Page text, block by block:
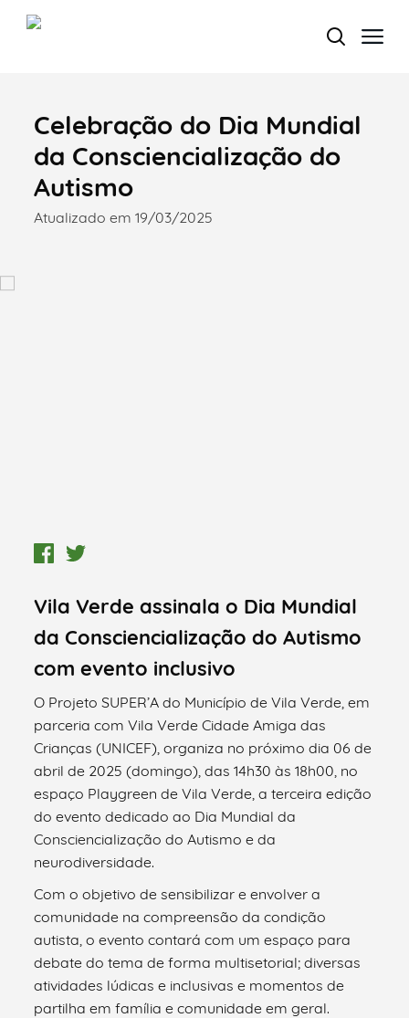
Termo de Pesquisa
Celebração do Dia Mundial
da Consciencialização do
Autismo
Atualizado em 19/03/2025
Vila Verde assinala o Dia Mundial
da Consciencialização do Autismo
com evento inclusivo
O Projeto SUPER’A do Município de Vila Verde, em
parceria com Vila Verde Cidade Amiga das
Crianças (UNICEF), organiza no próximo dia 06 de
abril de 2025 (domingo), das 14h30 às 18h00, no
espaço Playgreen de Vila Verde, a terceira edição
do evento dedicado ao Dia Mundial da
Consciencialização do Autismo e da
neurodiversidade.
Com o objetivo de sensibilizar e envolver a
comunidade na compreensão da condição
autista, o evento contará com um espaço para
debate do tema de forma multisetorial; diversas
atividades lúdicas e inclusivas e momentos de
partilha em família e comunidade em geral.